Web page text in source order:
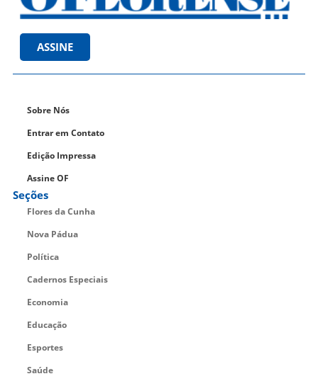
ASSINE
Sobre Nós
Entrar em Contato
Edição Impressa
Assine OF
Seções
Flores da Cunha
Nova Pádua
Política
Cadernos Especiais
Economia
Educação
Esportes
Saúde